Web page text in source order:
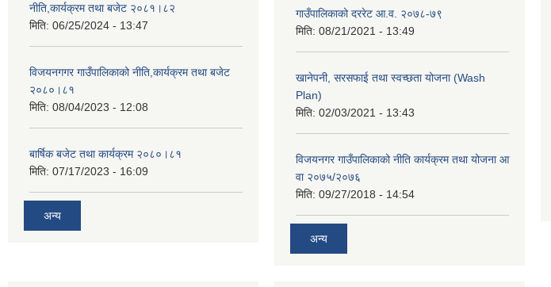
नीति,कार्यक्रम तथा बजेट २०८१।८२
मिति: 06/25/2024 - 13:47
विजयनगगर गाउँपालिकाको नीति,कार्यक्रम तथा बजेट
२०८०।८१
मिति: 08/04/2023 - 12:08
बार्षिक बजेट तथा कार्यक्रम २०८०।८१
मिति: 07/17/2023 - 16:09
अन्य
गाउँपालिकाको दररेट आ.व. २०७८-७९
मिति: 08/21/2021 - 13:49
खानेपनी, सरसफाई तथा स्वच्छता योजना (Wash
Plan)
मिति: 02/03/2021 - 13:43
विजयनगर गाउँपालिकाको नीति कार्यक्रम तथा योजना आ
वा २०७५/२०७६
मिति: 09/27/2018 - 14:54
अन्य